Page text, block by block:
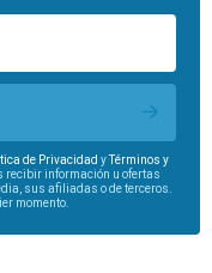
de Privacidad yTérminos y
recibir información u ofertas
sus afiliadas o de terceros.
momento.